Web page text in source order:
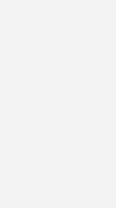
teuer und eine
Jahre dauern. Mit
der
sehr
angeschlossen –
zahlen, was verlangt
bei einem Ausstieg
Dass Kommunen ihre
absichern und